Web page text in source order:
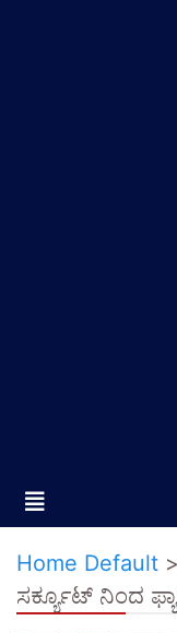
Home Default >
ಸರ್ಕ್ಯೂಟ್ ನಿಂದ